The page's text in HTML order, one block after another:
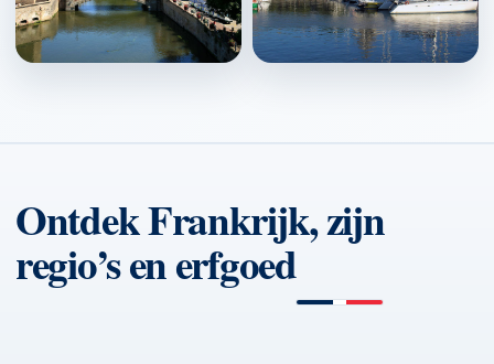
Ontdek Frankrijk, zijn
regio’s en erfgoed